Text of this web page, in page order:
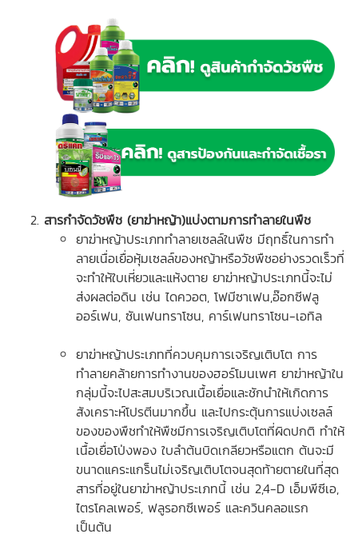
สารกำจัดวัชพืช (ยาฆ่าหญ้า)แบ่งตามการทำลายในพืช
ยาฆ่าหญ้าประเภททำลายเซลล์ในพืช มีฤทธิ์ในการทำ
ลายเนื่อเยื่อหุ้มเซลล์ของหญ้าหรือวัชพืชอย่างรวดเร็วที่
จะทำให้ใบเหี่ยวและแห้งตาย ยาฆ่าหญ้าประเภทนี้จะไม่
ส่งผลต่อดิน เช่น ไดควอต, โฟมีซาเฟน,อ๊อกซีฟลู
ออร์เฟน, ซันเฟนทราโซน, คาร์เฟนทราโซน-เอทิล
ยาฆ่าหญ้าประเภทที่ควบคุมการเจริญเติบโต การ
ทำลายคล้ายการทำงานของฮอร์โมนเพศ ยาฆ่าหญ้าใน
กลุ่มนี้จะไปสะสมบริเวณเนื้อเยื่อและชักนำให้เกิดการ
สังเคราะห์โปรตีนมากขึ้น และไปกระตุ้นการแบ่งเซลล์
ของของพืชทำให้พืชมีการเจริญเติบโตที่ผิดปกติ ทำให้
เนื้อเยื่อโป่งพอง ใบลำต้นบิดเกลียวหรือแตก ต้นจะมี
ขนาดแคระแกร็นไม่เจริญเติบโตจนสุดท้ายตายในที่สุด
สารที่อยู่ในยาฆ่าหญ้าประเภทนี้ เช่น 2,4-D เอ็มพีซีเอ,
ไตรโคลเพอร์, ฟลูรอกซีเพอร์ และควินคลอแรก
เป็นต้น